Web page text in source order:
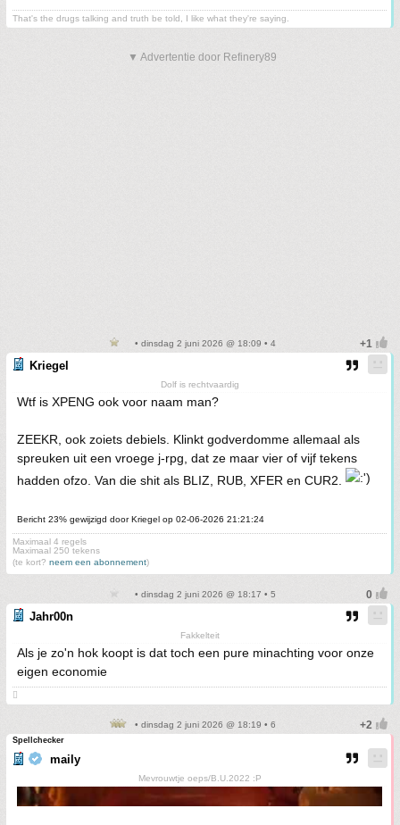
That's the drugs talking and truth be told, I like what they're saying.
▼ Advertentie door Refinery89
• dinsdag 2 juni 2026 @ 18:09 • 4
Kriegel
Dolf is rechtvaardig
Wtf is XPENG ook voor naam man?
ZEEKR, ook zoiets debiels. Klinkt godverdomme allemaal als
spreuken uit een vroege j-rpg, dat ze maar vier of vijf tekens
hadden ofzo. Van die shit als BLIZ, RUB, XFER en CUR2.
Bericht 23% gewijzigd door Kriegel op 02-06-2026 21:21:24
Maximaal 4 regels
Maximaal 250 tekens
(te kort? neem een abonnement)
• dinsdag 2 juni 2026 @ 18:17 • 5
Jahr00n
Fakkelteit
Als je zo'n hok koopt is dat toch een pure minachting voor onze
eigen economie

• dinsdag 2 juni 2026 @ 18:19 • 6
Spellchecker
maily
Mevrouwtje oeps/B.U.2022 :P